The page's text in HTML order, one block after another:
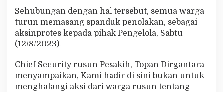
a
l
a
S
V
Sehubungan dengan hal tersebut, semua warga
turun memasang spanduk penolakan, sebagai
aksinprotes kepada pihak Pengelola, Sabtu
(12/8/2023).
Chief Security rusun Pesakih, Topan Dirgantara
menyampaikan, Kami hadir di sini bukan untuk
menghalangi aksi dari warga rusun tentang